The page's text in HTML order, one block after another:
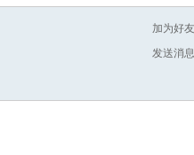
加为好友
发送消息